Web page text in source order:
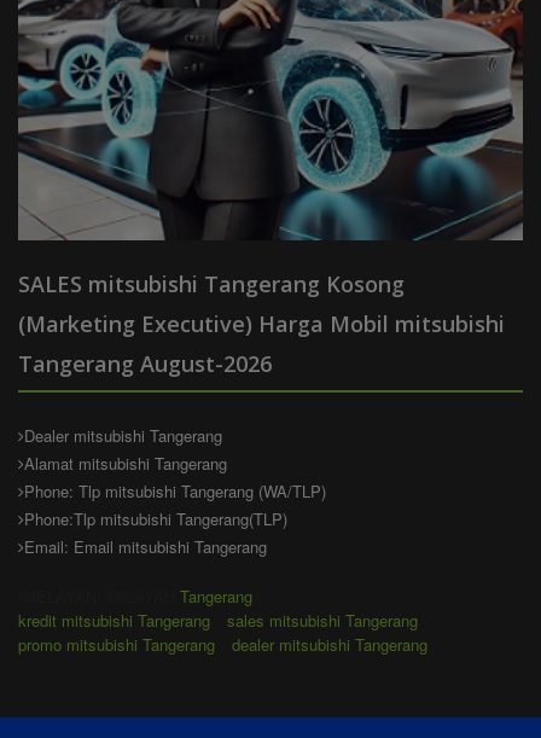
SALES mitsubishi Tangerang Kosong
(Marketing Executive) Harga Mobil mitsubishi
Tangerang August-2026
Dealer mitsubishi Tangerang
Alamat mitsubishi Tangerang
Phone: Tlp mitsubishi Tangerang (WA/TLP)
Phone:Tlp mitsubishi Tangerang(TLP)
Email: Email mitsubishi Tangerang
Tangerang
kredit mitsubishi Tangerang
sales mitsubishi Tangerang
promo mitsubishi Tangerang
dealer mitsubishi Tangerang